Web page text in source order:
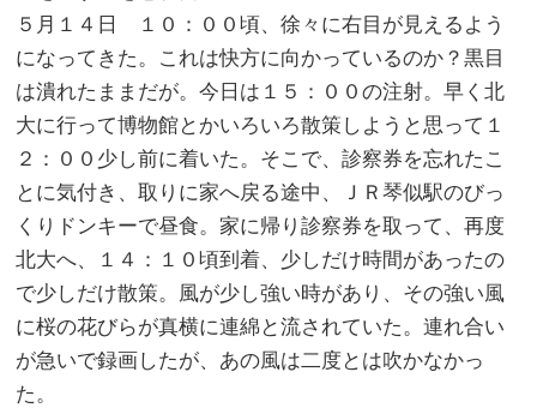
５月１４日 １０：００頃、徐々に右目が見えるよう
になってきた。これは快方に向かっているのか？黒目
は潰れたままだが。今日は１５：００の注射。早く北
大に行って博物館とかいろいろ散策しようと思って１
２：００少し前に着いた。そこで、診察券を忘れたこ
とに気付き、取りに家へ戻る途中、ＪＲ琴似駅のびっ
くりドンキーで昼食。家に帰り診察券を取って、再度
北大へ、１４：１０頃到着、少しだけ時間があったの
で少しだけ散策。風が少し強い時があり、その強い風
に桜の花びらが真横に連綿と流されていた。連れ合い
が急いで録画したが、あの風は二度とは吹かなかっ
た。